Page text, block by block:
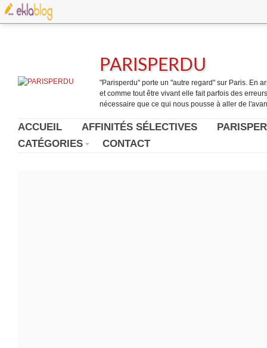
PARISPERDU
"Parisperdu" porte un "autre regard" sur Paris. En
et comme tout être vivant elle fait parfois des
nécessaire que ce qui nous pousse à aller de
ACCUEIL AFFINITÉS SÉLECTIVES
CATÉGORIES
CONTACT